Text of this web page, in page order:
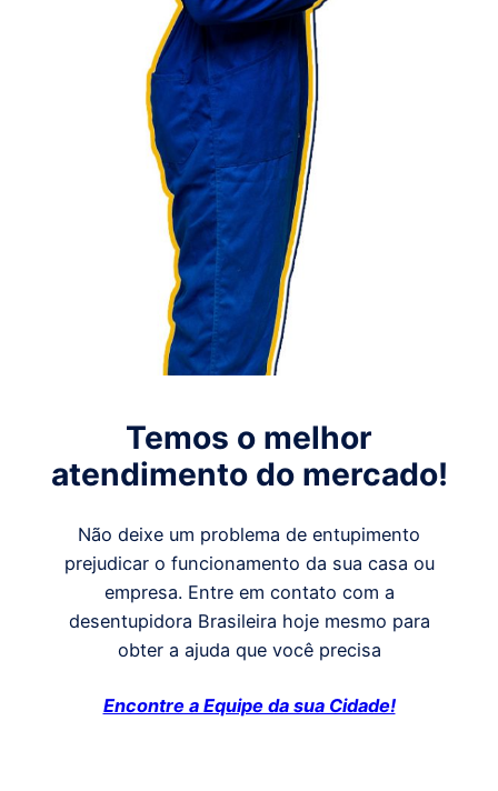
Temos o melhor
atendimento do mercado!
Não deixe um problema de entupimento
prejudicar o funcionamento da sua casa ou
empresa. Entre em contato com a
desentupidora Brasileira hoje mesmo para
obter a ajuda que você precisa
Encontre a Equipe da sua Cidade!